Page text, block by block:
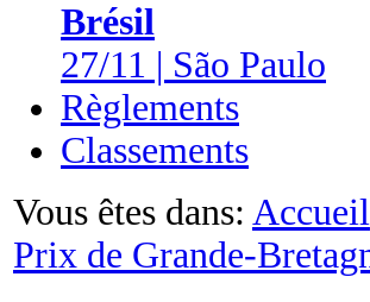
Brésil
27/11 | São Paulo
Règlements
Classements
Vous êtes dans: Accueil
Prix de Grande-